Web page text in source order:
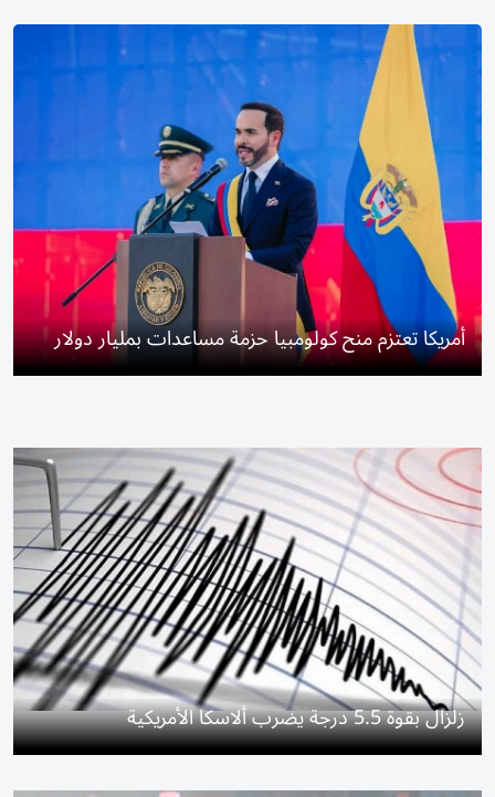
أمريكا تعتزم منح كولومبيا حزمة مساعدات بمليار دولار
زلزال بقوة 5.5 درجة يضرب ألاسكا الأمريكية